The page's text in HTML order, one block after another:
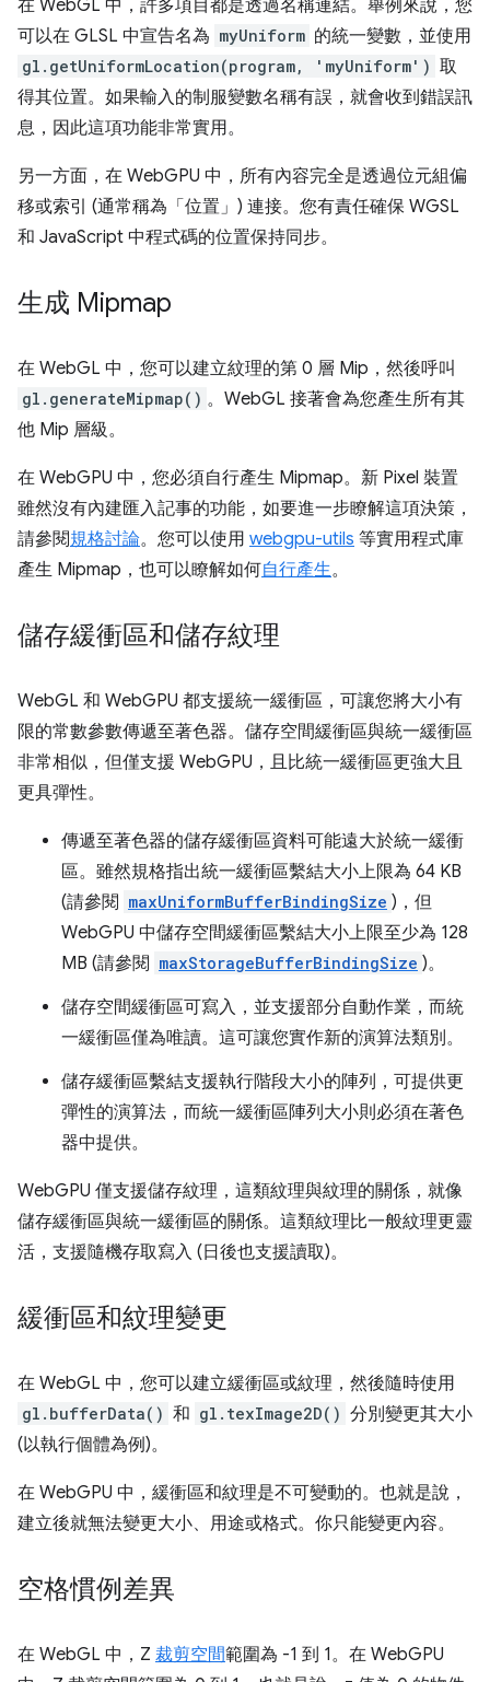
在 WebGL 中，許多項目都是透過名稱連結。舉例來說，您
可以在 GLSL 中宣告名為 myUniform 的統一變數，並使用
gl.getUniformLocation(program, 'myUniform') 取
得其位置。如果輸入的制服變數名稱有誤，就會收到錯誤訊
息，因此這項功能非常實用。
另一方面，在 WebGPU 中，所有內容完全是透過位元組偏
移或索引 (通常稱為「位置」 ) 連接。您有責任確保 WGSL
和 JavaScript 中程式碼的位置保持同步。
生成 Mipmap
在 WebGL 中，您可以建立紋理的第 0 層 Mip，然後呼叫
gl.generateMipmap() 。WebGL 接著會為您產生所有其
他 Mip 層級。
在 WebGPU 中，您必須自行產生 Mipmap。新 Pixel 裝置
雖然沒有內建匯入記事的功能，如要進一步瞭解這項決策，
請參閱規格討論。您可以使用 webgpu-utils 等實用程式庫
產生 Mipmap，也可以瞭解如何自行產生。
儲存緩衝區和儲存紋理
WebGL 和 WebGPU 都支援統一緩衝區，可讓您將大小有
限的常數參數傳遞至著色器。儲存空間緩衝區與統一緩衝區
非常相似，但僅支援 WebGPU，且比統一緩衝區更強大且
更具彈性。
傳遞至著色器的儲存緩衝區資料可能遠大於統一緩衝
區。雖然規格指出統一緩衝區繫結大小上限為 64 KB
(請參閱 maxUniformBufferBindingSize )，但
WebGPU 中儲存空間緩衝區繫結大小上限至少為 128
MB (請參閱 maxStorageBufferBindingSize )。
儲存空間緩衝區可寫入，並支援部分自動作業，而統
一緩衝區僅為唯讀。這可讓您實作新的演算法類別。
儲存緩衝區繫結支援執行階段大小的陣列，可提供更
彈性的演算法，而統一緩衝區陣列大小則必須在著色
器中提供。
WebGPU 僅支援儲存紋理，這類紋理與紋理的關係，就像
儲存緩衝區與統一緩衝區的關係。這類紋理比一般紋理更靈
活，支援隨機存取寫入 (日後也支援讀取)。
緩衝區和紋理變更
在 WebGL 中，您可以建立緩衝區或紋理，然後隨時使用
gl.bufferData() 和 gl.texImage2D() 分別變更其大小
(以執行個體為例)。
在 WebGPU 中，緩衝區和紋理是不可變動的。也就是說，
建立後就無法變更大小、用途或格式。你只能變更內容。
空格慣例差異
在 WebGL 中，Z 裁剪空間範圍為 -1 到 1。在 WebGPU